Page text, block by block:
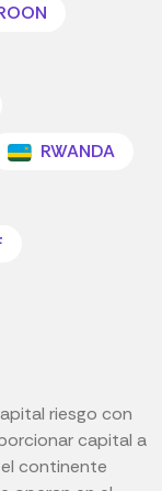
RWANDA
riesgo con
capital a
continente